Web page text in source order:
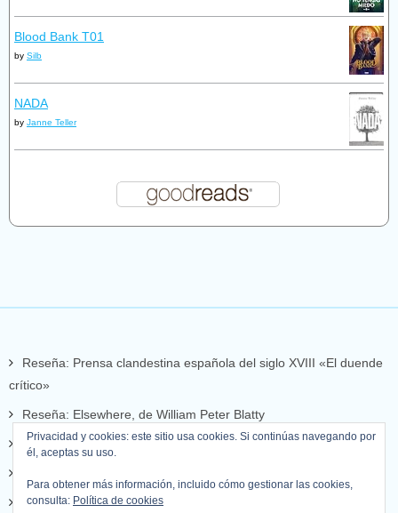
Privacidad y cookies: este sitio usa cookies. Si continúas navegando por
él, aceptas su uso.
Para obtener más información, incluido cómo gestionar las cookies,
consulta: Política de cookies
Blood Bank T01
by Silb
NADA
by Janne Teller
Reseña: Prensa clandestina española del siglo XVIII «El duende
crítico»
Reseña: Elsewhere, de William Peter Blatty
Reseña: Set de llops
Reseña: La apariencia de las cosas